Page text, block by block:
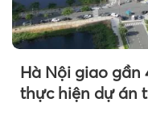
Hà Nội giao gần
thực hiện dự án